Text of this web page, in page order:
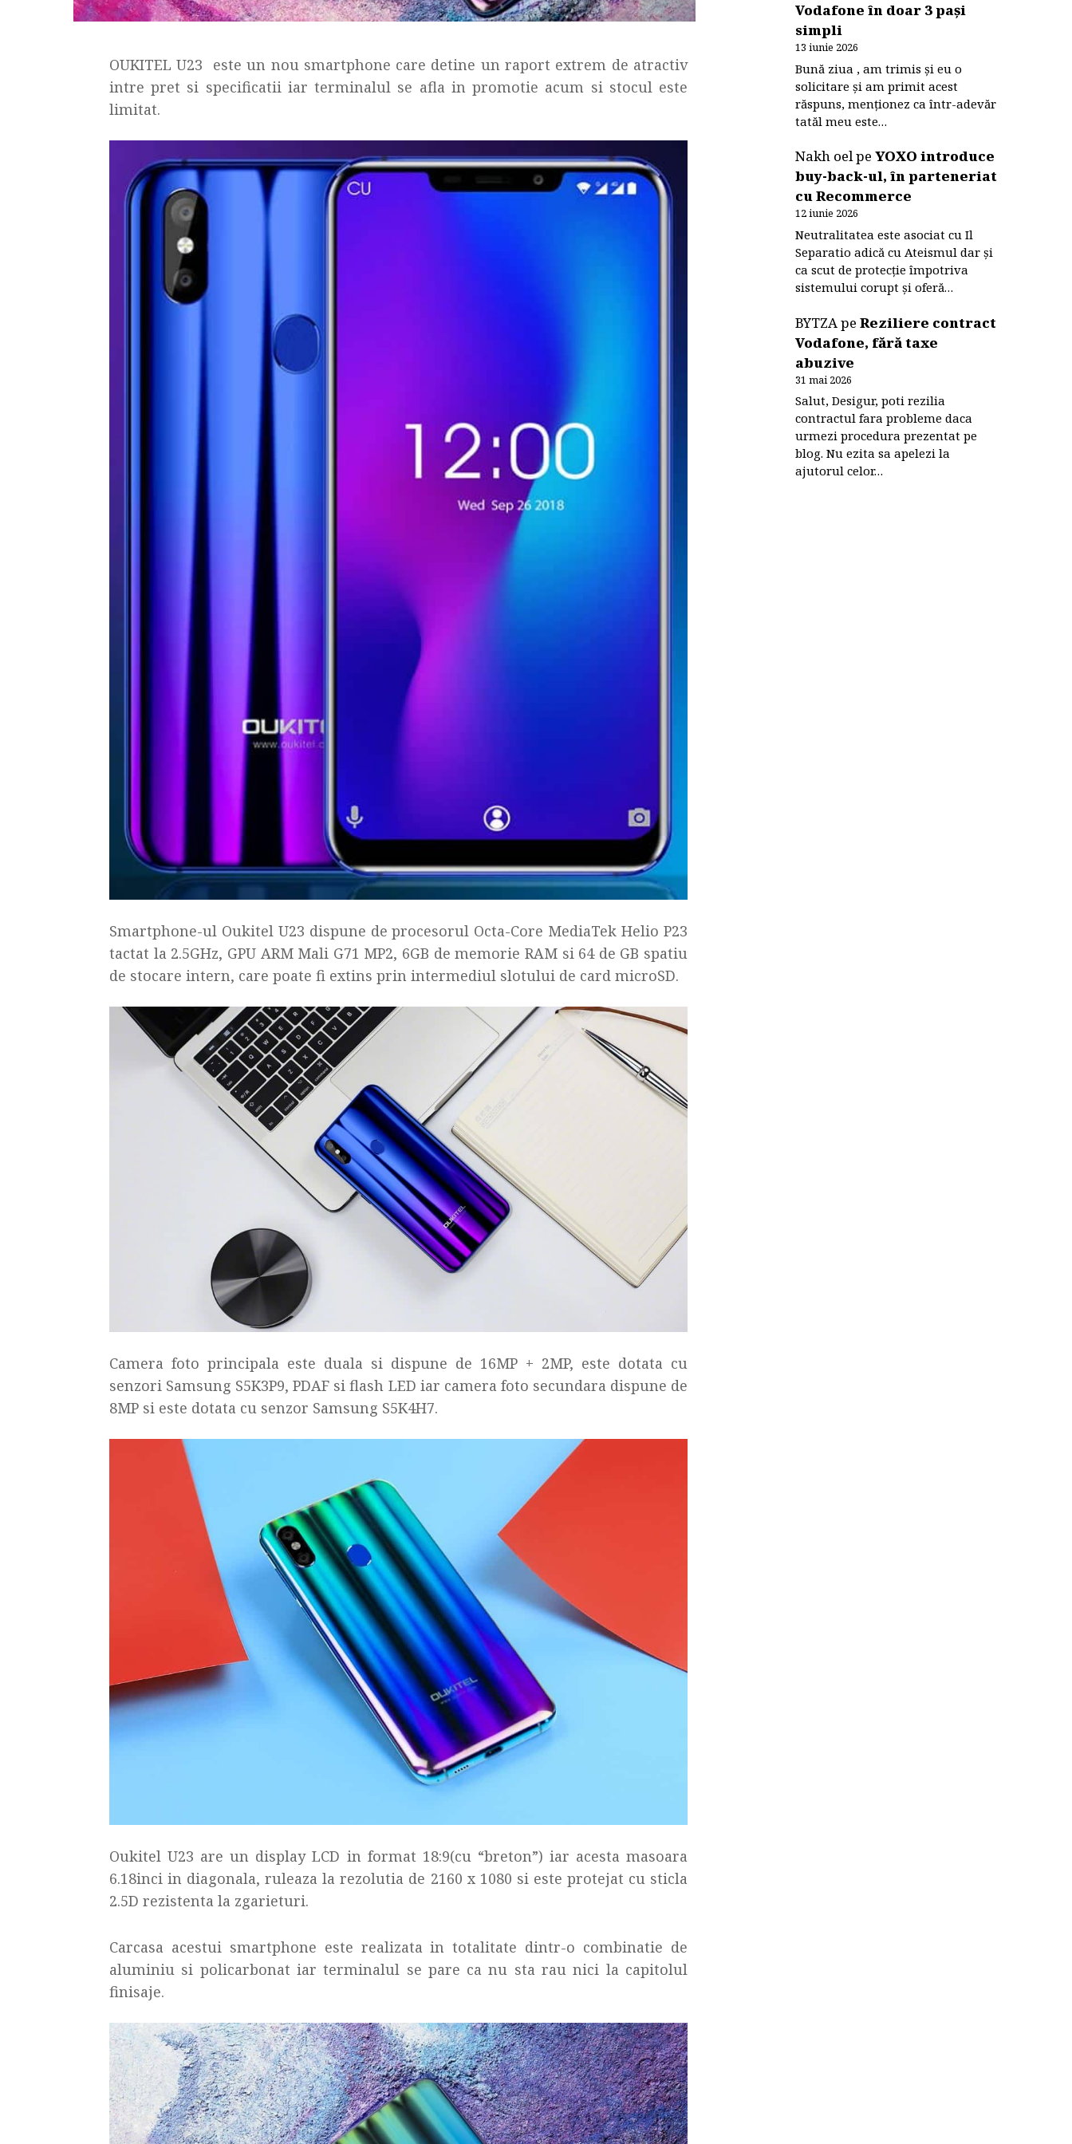
OUKITEL U23 este un nou smartphone care detine un raport extrem de atractiv
intre pret si specificatii iar terminalul se afla in promotie acum si stocul este
limitat.
Smartphone-ul Oukitel U23 dispune de procesorul Octa-Core MediaTek Helio P23
tactat la 2.5GHz, GPU ARM Mali G71 MP2, 6GB de memorie RAM si 64 de GB spatiu
de stocare intern, care poate fi extins prin intermediul slotului de card microSD.
Camera foto principala este duala si dispune de 16MP + 2MP, este dotata cu
senzori Samsung S5K3P9, PDAF si flash LED iar camera foto secundara dispune de
8MP si este dotata cu senzor Samsung S5K4H7.
Oukitel U23 are un display LCD in format 18:9(cu “breton”) iar acesta masoara
6.18inci in diagonala, ruleaza la rezolutia de 2160 x 1080 si este protejat cu sticla
2.5D rezistenta la zgarieturi.
Carcasa acestui smartphone este realizata in totalitate dintr-o combinatie de
aluminiu si policarbonat iar terminalul se pare ca nu sta rau nici la capitolul
finisaje.
Vodafone în doar 3 pași
simpli
13 iunie 2026
Bună ziua , am trimis și eu o
solicitare și am primit acest
răspuns, menționez ca într-adevăr
tatăl meu este…
Nakh oelpeYOXO introduce
buy-back-ul, în parteneriat
cu Recommerce
12 iunie 2026
Neutralitatea este asociat cu Il
Separatio adică cu Ateismul dar și
ca scut de protecție împotriva
sistemului corupt și oferă…
BYTZApeReziliere contract
Vodafone, fără taxe
abuzive
31 mai 2026
Salut, Desigur, poti rezilia
contractul fara probleme daca
urmezi procedura prezentat pe
blog. Nu ezita sa apelezi la
ajutorul celor…